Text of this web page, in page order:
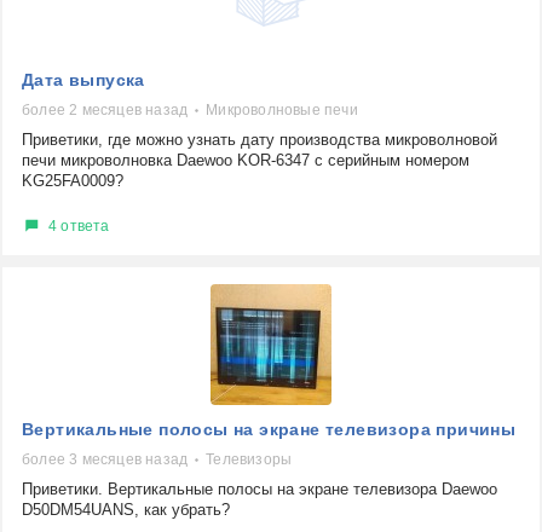
Дата выпуска
более 2 месяцев назад Микроволновые печи
Приветики, где можно узнать дату производства микроволновой
печи микроволновка Daewoo KOR-6347 с серийным номером
KG25FA0009?
4 ответа
Вертикальные полосы на экране телевизора причины
более 3 месяцев назад Телевизоры
Приветики. Вертикальные полосы на экране телевизора Daewoo
D50DM54UANS, как убрать?